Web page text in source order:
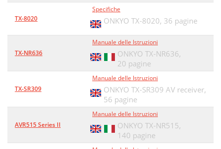
TX-8020
Specifiche
ONKYO TX-8020, 36 pagine
TX-NR636
Manuale delle Istruzioni
ONKYO TX-NR636,
20 pagine
TX-SR309
Manuale delle Istruzioni
ONKYO TX-SR309 AV receiver,
56 pagine
AVR515 Series II
Manuale delle Istruzioni
ONKYO TX-NR515,
140 pagine